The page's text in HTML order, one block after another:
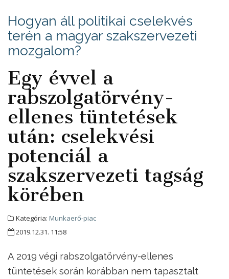
Hogyan áll politikai cselekvés
terén a magyar szakszervezeti
mozgalom?
Egy évvel a
rabszolgatörvény-
ellenes tüntetések
után: cselekvési
potenciál a
szakszervezeti tagság
körében
Kategória: Munkaerő-piac
2019.12.31. 11:58
A 2019 végi rabszolgatörvény-ellenes
tüntetések során korábban nem tapasztalt